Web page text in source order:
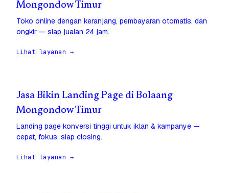
Mongondow Timur
Toko online dengan keranjang, pembayaran otomatis, dan
ongkir — siap jualan 24 jam.
Lihat layanan →
Jasa Bikin Landing Page di Bolaang
Mongondow Timur
Landing page konversi tinggi untuk iklan & kampanye —
cepat, fokus, siap closing.
Lihat layanan →